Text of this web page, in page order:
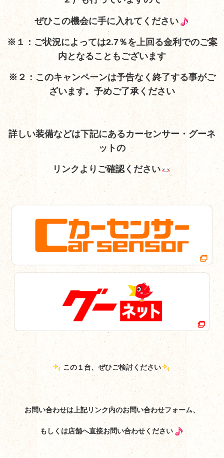
ぜひこの機会に手に入れてください
※１：ご状況によっては2.7％を上回る金利でのご案
内となることもございます
※２：このキャンペーンは予告なく終了する事がご
ざいます。予めご了承ください
詳しい装備などは下記にあるカーセンサー・グーネ
ットの
リンクよりご確認ください
この１台、ぜひご検討ください
お問い合わせは上記リンク内のお問い合わせフォーム、
もしくは店舗へ直接お問い合わせください